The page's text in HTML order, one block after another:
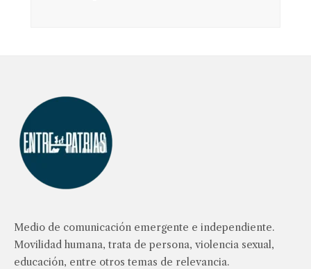
Medio de comunicación emergente e independiente.
Movilidad humana, trata de persona, violencia sexual,
educación, entre otros temas de relevancia.